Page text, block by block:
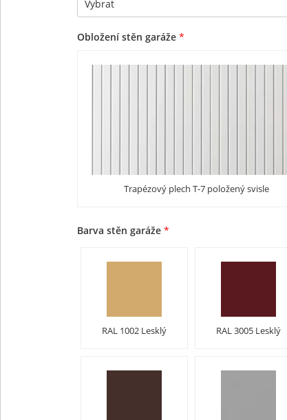
Obložení stěn garáže *
Trapézový plech T-7 položený svisle
Barva stěn garáže *
RAL 1002 Lesklý RAL 3005 Lesklý